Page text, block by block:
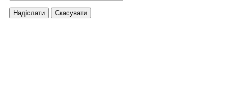
Надіслати Скасувати